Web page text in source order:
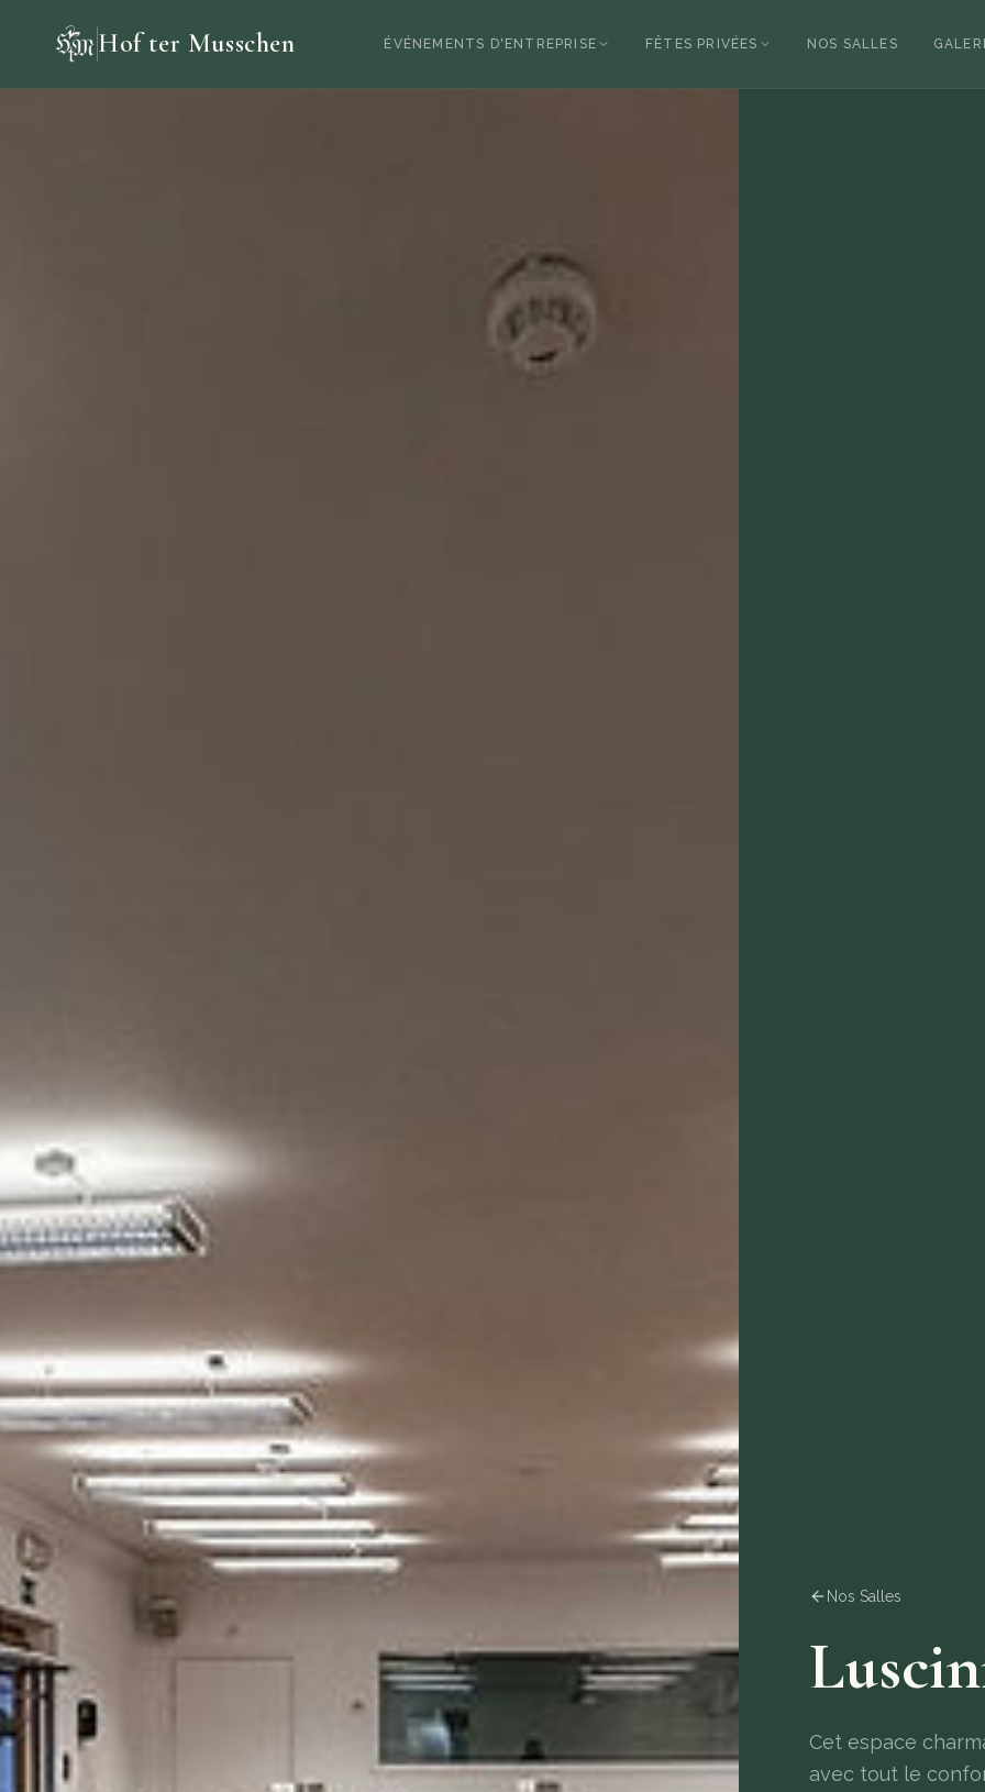
Hof ter Musschen ÉVÉNEMENTS D'ENTREPRISE FÊTES PRIVÉES NOS SALLES
Nos Salles
Cet espace
avec tout le